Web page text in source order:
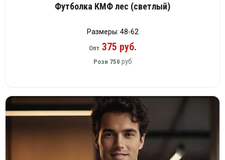
Футболка КМФ лес (светлый)
Размеры: 48-62
Опт375 руб.
Розн 750 руб